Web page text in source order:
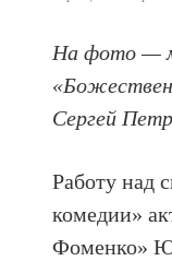
На фото —
Сергей
Работу над
комедии»
Фоменко»